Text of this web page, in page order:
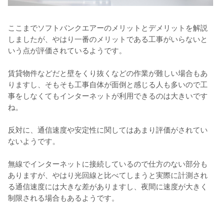
ここまでソフトバンクエアーのメリットとデメリットを解説
しましたが、やはり一番のメリットである工事がいらないと
いう点が評価されているようです。
賃貸物件などだと壁をくり抜くなどの作業が難しい場合もあ
りますし、そもそも工事自体が面倒と感じる人も多いので工
事をしなくてもインターネットが利用できるのは大きいです
ね。
反対に、通信速度や安定性に関してはあまり評価がされてい
ないようです。
無線でインターネットに接続しているので仕方のない部分も
ありますが、やはり光回線と比べてしまうと実際に計測され
る通信速度には大きな差がありますし、夜間に速度が大きく
制限される場合もあるようです。